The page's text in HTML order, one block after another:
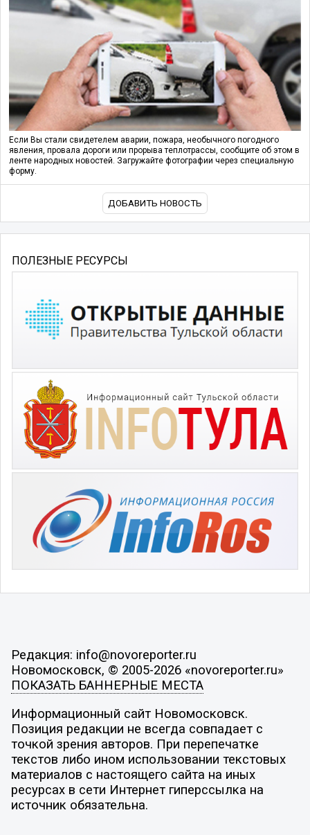
Если Вы стали свидетелем аварии, пожара, необычного погодного
явления, провала дороги или прорыва теплотрассы, сообщите об этом в
ленте народных новостей. Загружайте фотографии через специальную
форму.
ДОБАВИТЬ НОВОСТЬ
ПОЛЕЗНЫЕ РЕСУРСЫ
Редакция: info@novoreporter.ru
Новомосковск, © 2005-2026 «novoreporter.ru»
ПОКАЗАТЬ БАННЕРНЫЕ МЕСТА
Информационный сайт Новомосковск.
Позиция редакции не всегда совпадает с
точкой зрения авторов. При перепечатке
текстов либо ином использовании текстовых
материалов с настоящего сайта на иных
ресурсах в сети Интернет гиперссылка на
источник обязательна.